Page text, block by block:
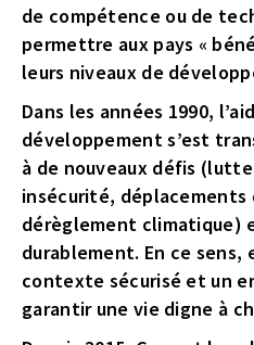
de compétence ou de
permettre aux pays «
leurs niveaux de
Dans les années 1990,
développement s’est
à de nouveaux défis
insécurité,
dérèglement climatique)
durablement. En ce sens,
contexte sécurisé et un
garantir une vie digne à